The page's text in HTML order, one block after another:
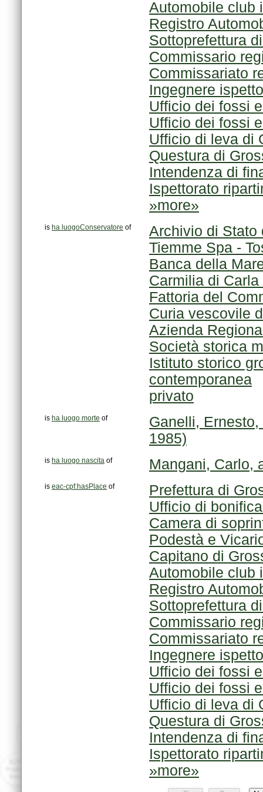
Registro
Sottoprefettura
Commissario
Commissariato
Ingegnere
Ufficio dei fossi
Ufficio dei fossi
Ufficio di leva di
Questura di
Intendenza di
Ispettorato
»more»
is ha luogoConservatore of
Archivio di Stato
Tiemme Spa -
Banca della
Carmilia di
Fattoria del
Curia vescovile
Azienda
Società storica
contemporanea
privato
is ha luogo morte of
1985)
is ha luogo nascita of Mangani, Carlo,
is eac-cpf:hasPlace of
Prefettura di
Ufficio di
Camera di
Podestà e
Capitano di
Registro
Sottoprefettura
Commissario
Commissariato
Ingegnere
Ufficio dei fossi
Ufficio dei fossi
Ufficio di leva di
Questura di
Intendenza di
Ispettorato
»more»